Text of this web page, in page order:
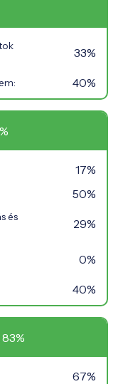
33%
40%
17%
50%
és
29%
0%
40%
67%